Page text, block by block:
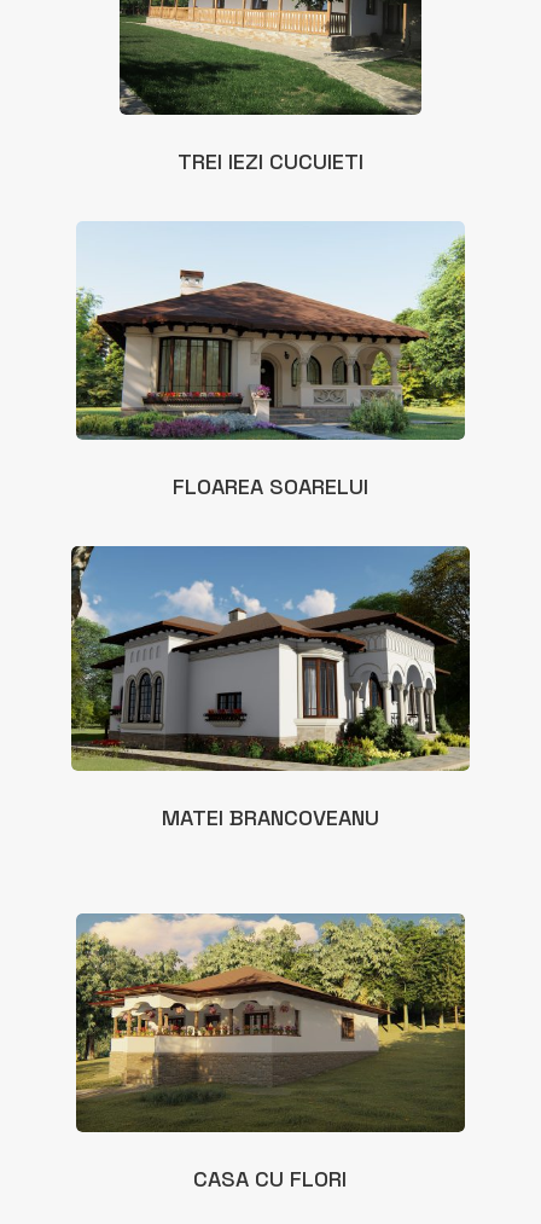
TREI IEZI CUCUIETI
FLOAREA SOARELUI
MATEI BRANCOVEANU
CASA CU FLORI